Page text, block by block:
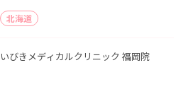
北海道
いびきメディカルクリニック 福岡院